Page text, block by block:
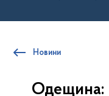
Новини
Одещина: